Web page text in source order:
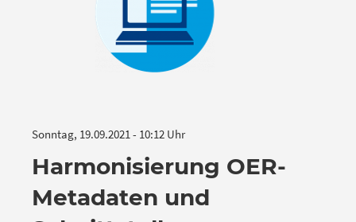
Sonntag, 19.09.2021 - 10:12 Uhr
Harmonisierung OER-
Metadaten und